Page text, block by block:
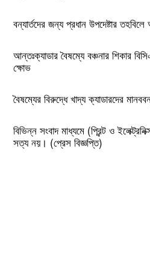
বন্যার্তদের জন্য প্রধান উপদেষ্টার
আন্তঃক্যাডার বৈষম্যে বঞ্চনার শিকার
ক্ষোভ
বৈষম্যের বিরুদ্ধে খাদ্য ক্যাডারদের
বিভিন্ন সংবাদ মাধ্যমে (প্রিন্ট ও
সত্য নয়। (প্রেস বিজ্ঞপ্তি)